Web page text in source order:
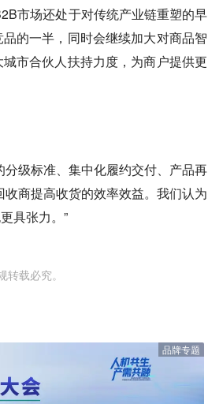
市场还处于对传统产业链重塑的早
的一半，同时会继续加大对商品智
市合伙人扶持力度，为商户提供更
级标准、集中化履约交付、产品再
商提高收货的效率效益。我们认为
具张力。”
转载必究。
品牌专题